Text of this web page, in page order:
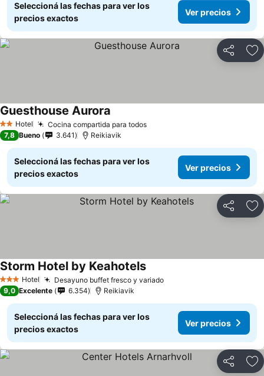
Seleccioná las fechas para ver los
precios exactos
Ver precios
Compartir
2 Estrellas
Hotel Cocina compartida para todos
Guesthouse Aurora
7,8 Bueno 3.641 Reikiavik
Seleccioná las fechas para ver los
precios exactos
Ver precios
Compartir
3 Estrellas
Hotel Desayuno buffet fresco y variado
Storm Hotel by Keahotels
9,0 Excelente 6.354 Reikiavik
Seleccioná las fechas para ver los
precios exactos
Ver precios
Compartir